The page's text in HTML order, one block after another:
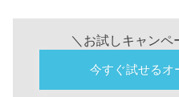
＼お試しキャンペ
今すぐ試せるオ